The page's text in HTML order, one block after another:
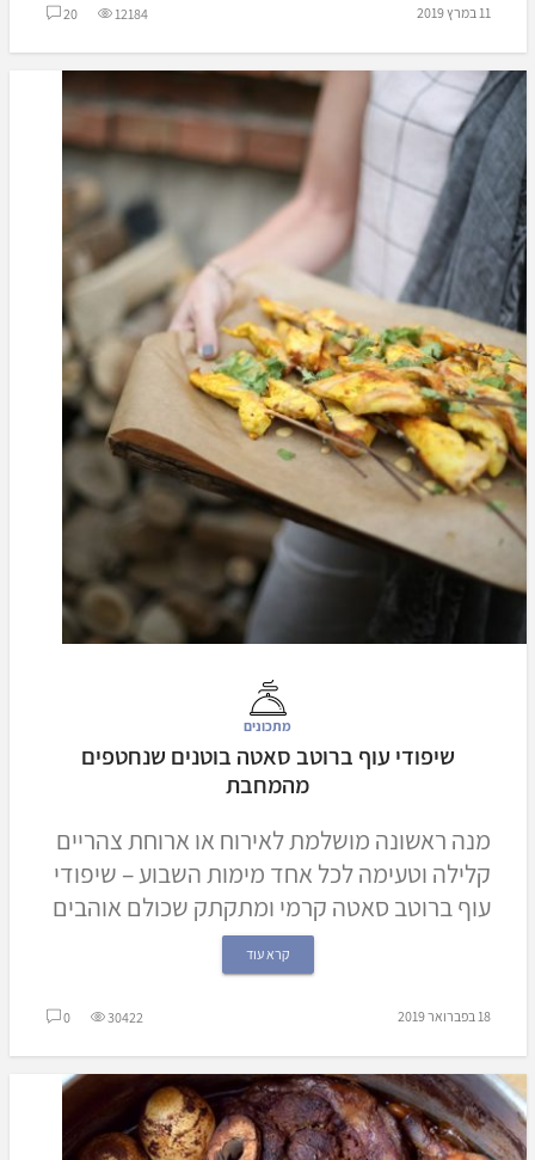
11 במרץ 2019 12184
20
מתכונים
שיפודי עוף ברוטב סאטה בוטנים שנחטפים
מהמחבת
מנה ראשונה מושלמת לאירוח או ארוחת צהריים
קלילה וטעימה לכל אחד מימות השבוע – שיפודי
עוף ברוטב סאטה קרמי ומתקתק שכולם אוהבים
קרא עוד
18 בפברואר 2019 30422
0